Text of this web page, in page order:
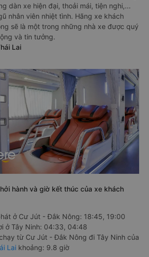
dàn xe hiện đại, thoải mái, tiện nghi,...
nhân viên nhiệt tình. Hãng xe khách
sẽ là một trong những nhà xe được quý
và tin tưởng.
Lai
hành và giờ kết thúc của xe khách
ở Cư Jút - Đắk Nông: 18:45, 19:00
ở Tây Ninh: 04:33, 04:48
từ Cư Jút - Đắk Nông đi Tây Ninh của
Lai khoảng: 9.8 giờ